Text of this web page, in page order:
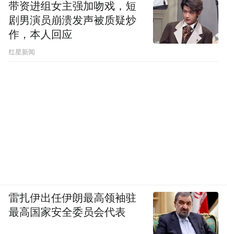
带资进组女主强加吻戏，短
剧男演员崩溃发声被质疑炒
作，本人回应
​红星新闻
雷扎伊出任伊朗最高领袖驻
最高国家安全委员会代表